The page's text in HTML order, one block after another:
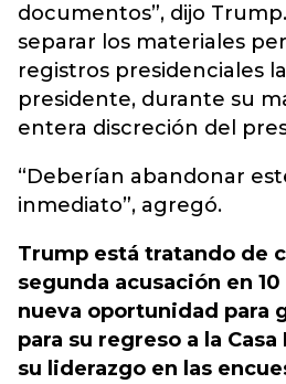
documentos”, dijo
separar los materiales
registros presidenciales
presidente, durante su
entera discreción del
“Deberían abandonar
inmediato”, agregó.
Trump está tratando de
segunda acusación en
nueva oportunidad para
para su regreso a la
su liderazgo en las